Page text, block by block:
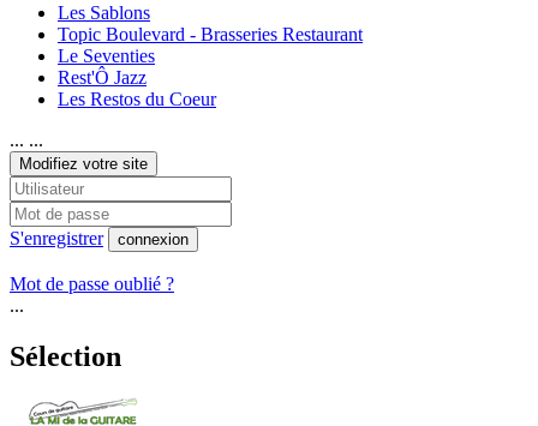
Les Sablons
Topic Boulevard - Brasseries Restaurant
Le Seventies
Rest'Ô Jazz
Les Restos du Coeur
... ...
Modifiez votre site
S'enregistrer connexion
Mot de passe oublié ?
...
Sélection